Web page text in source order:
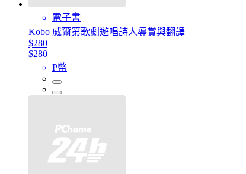
電子書
Kobo 威爾第歌劇遊唱詩人導賞與翻譯
$280
$280
P幣